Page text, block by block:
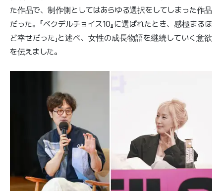
た作品で、制作側としてはあらゆる選択をしてしまった作品
だった。『ベクデルチョイス10』に選ばれたとき、感極まるほ
ど幸せだった」と述べ、女性の成長物語を継続していく意欲
を伝えました。